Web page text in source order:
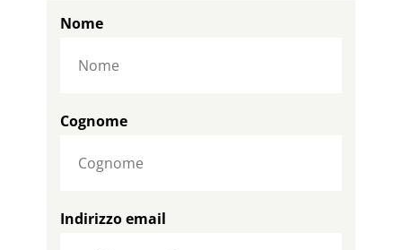
Nome
Cognome
Indirizzo email